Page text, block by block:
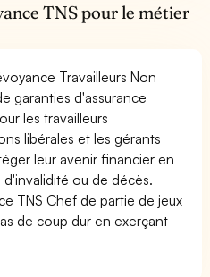
TNS pour le métier
Travailleurs Non
garanties d'assurance
les travailleurs
libérales et les gérants
leur avenir financier en
ou de décès.
TNS Chef de partie de jeux
de coup dur en exerçant